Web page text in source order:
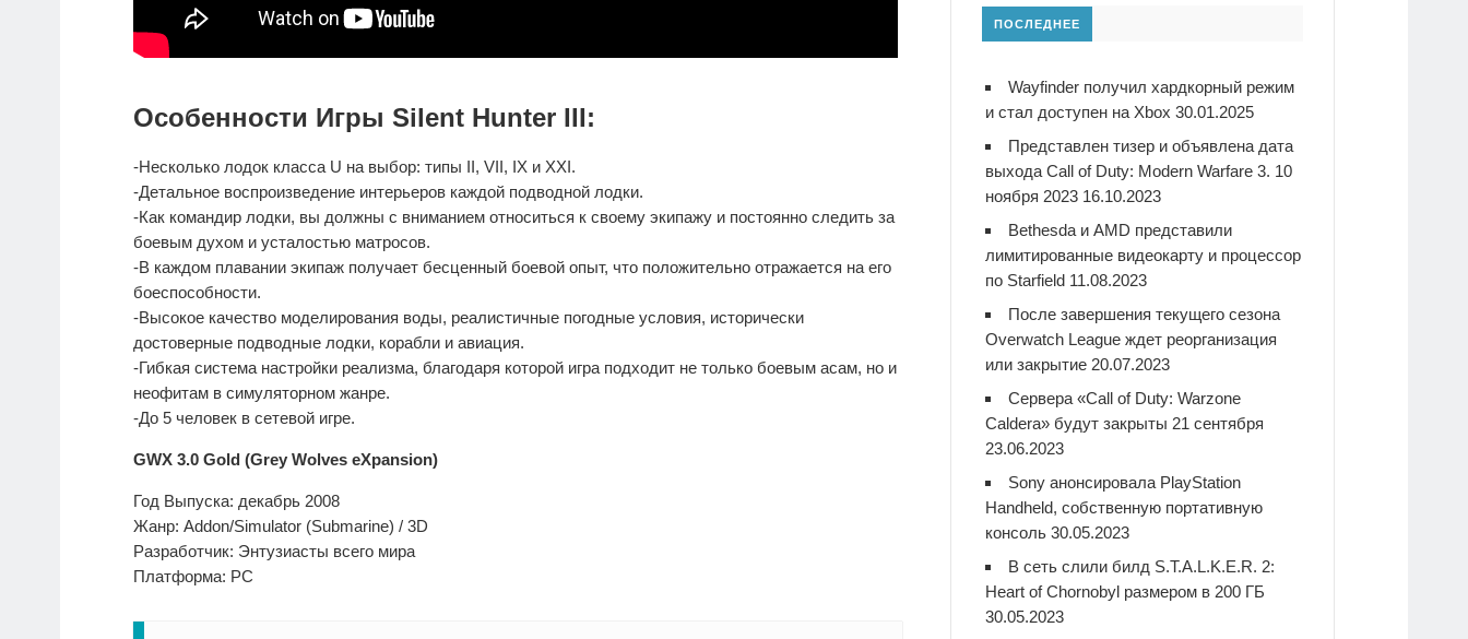
Особенности Игры Silent Hunter III:
-Несколько лодок класса U на выбор: типы II, VII, IX и XXI.
-Детальное воспроизведение интерьеров каждой подводной лодки.
-Как командир лодки, вы должны с вниманием относиться к своему экипажу и постоянно следить за
боевым духом и усталостью матросов.
-В каждом плавании экипаж получает бесценный боевой опыт, что положительно отражается на его
боеспособности.
-Высокое качество моделирования воды, реалистичные погодные условия, исторически
достоверные подводные лодки, корабли и авиация.
-Гибкая система настройки реализма, благодаря которой игра подходит не только боевым асам, но и
неофитам в симуляторном жанре.
-До 5 человек в сетевой игре.
GWX 3.0 Gold (Grey Wolves eXpansion)
Год Выпуска: декабрь 2008
Жанр: Addon/Simulator (Submarine) / 3D
Разработчик: Энтузиасты всего мира
Платформа: PC
ПОСЛЕДНЕЕ
Wayfinder получил хардкорный режим
и стал доступен на Xbox 30.01.2025
Представлен тизер и объявлена дата
выхода Call of Duty: Modern Warfare 3. 10
ноября 2023 16.10.2023
Bethesda и AMD представили
лимитированные видеокарту и процессор
по Starfield 11.08.2023
После завершения текущего сезона
Overwatch League ждет реорганизация
или закрытие 20.07.2023
Сервера «Call of Duty: Warzone
Caldera» будут закрыты 21 сентября
23.06.2023
Sony анонсировала PlayStation
Handheld, собственную портативную
консоль 30.05.2023
В сеть слили билд S.T.A.L.K.E.R. 2:
Heart of Chornobyl размером в 200 ГБ
30.05.2023